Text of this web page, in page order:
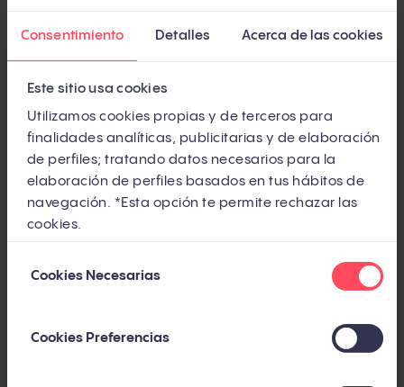
Consentimiento Detalles Acerca de las cookies
Este sitio usa cookies
Utilizamos cookies propias y de terceros para
finalidades analíticas, publicitarias y de elaboración
de perfiles; tratando datos necesarios para la
elaboración de perfiles basados en tus hábitos de
navegación. *Esta opción te permite rechazar las
cookies.
deCookies Necesarias
Cookies Preferencias
Y tú, ¿qué opinas de estas técnicas? ¿Las tienes en
cuenta cuando realizas SEO? ¡Cuéntamelo!